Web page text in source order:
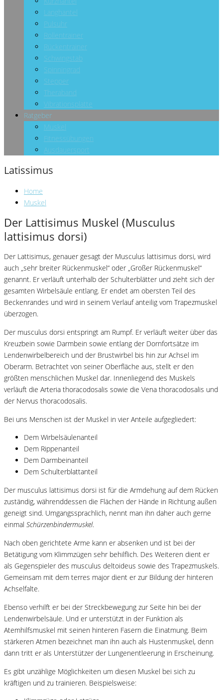
Langhantel
Pulsuhr
Rollentrainer
Rückentrainer
Schwingstab
Spinningrad
Stepper
Theraband
Vibrationsplatte
Ratgeber
Muskel
Fitnessübungen
Ausdauersport
Latissimus
Home
Muskel
Der Lattisimus Muskel (Musculus
lattisimus dorsi)
Der Lattisimus, genauer gesagt der Musculus lattisimus dorsi, wird
auch „sehr breiter Rückenmuskel“ oder „Großer Rückenmuskel“
genannt. Er verläuft unterhalb der Schulterblätter und zieht sich der
gesamten Wirbelsäule entlang. Er endet am obersten Teil des
Beckenrandes und wird in seinem Verlauf anteilig vom Trapezmuskel
überzogen.
Der musculus dorsi entspringt am Rumpf. Er verläuft weiter über das
Kreuzbein sowie Darmbein sowie entlang der Dornfortsätze im
Lendenwirbelbereich und der Brustwirbel bis hin zur Achsel im
Oberarm. Betrachtet von seiner Oberfläche aus, stellt er den
größten menschlichen Muskel dar. Innenliegend des Muskels
verläuft die Arteria thoracodosalis sowie die Vena thoracodosalis und
der Nervus thoracodosalis.
Bei uns Menschen ist der Muskel in vier Anteile aufgegliedert:
Dem Wirbelsäulenanteil
Dem Rippenanteil
Dem Darmbeinanteil
Dem Schulterblattanteil
Der musculus lattisimus dorsi ist für die Armdehung auf dem Rücken
zuständig, währenddessen die Flächen der Hände in Richtung außen
geneigt sind. Umgangssprachlich, nennt man ihn daher auch gerne
einmal Schürzenbindermuskel.
Nach oben gerichtete Arme kann er absenken und ist bei der
Betätigung vom Klimmzügen sehr behilflich. Des Weiteren dient er
als Gegenspieler des musculus deltoideus sowie des Trapezmuskels.
Gemeinsam mit dem terres major dient er zur Bildung der hinteren
Achselfalte.
Ebenso verhilft er bei der Streckbewegung zur Seite hin bei der
Lendenwirbelsäule. Und er unterstützt in der Funktion als
Atemhilfsmuskel mit seinen hinteren Fasern die Einatmung. Beim
stärkeren Atmen bezeichnet man ihn auch als Hustenmuskel, denn
dann tritt er als Unterstützer der Lungenentleerung in Erscheinung.
Es gibt unzählige Möglichkeiten um diesen Muskel bei sich zu
kräftigen und zu trainieren. Beispielsweise: